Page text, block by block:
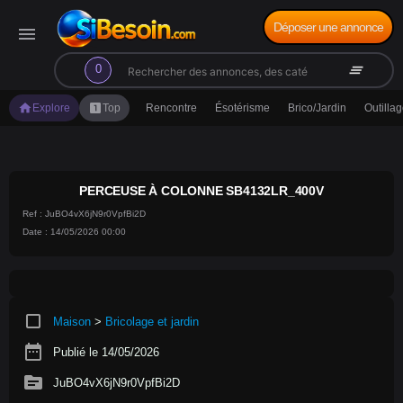
menu
0
search clear_all
Déposer une annonce
home Explore looks_oneTop Rencontre Ésotérisme Brico/Jardin
PERCEUSE À COLONNE SB4132LR_400V
Ref : JuBO4vX6jN9r0VpfBi2D
Date : 14/05/2026 00:00
crop_square Maison > Bricolage et jardin
date_range Publié le 14/05/2026
source JuBO4vX6jN9r0VpfBi2D